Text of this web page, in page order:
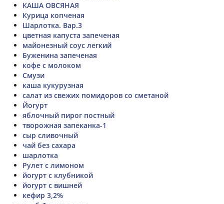
КАША ОВСЯНАЯ
Курица копченая
Шарлотка. Вар.3
цветная капуста запеченая
майонезный соус легкий
Буженина запеченая
кофе с молоком
Смузи
каша кукурузная
салат из свежих помидоров со сметаной
Йогурт
яблочный пирог постный
творожная запеканка-1
сыр сливочный
чай без сахара
шарлотка
Рулет с лимоном
йогурт с клубникой
йогурт с вишней
кефир 3,2%